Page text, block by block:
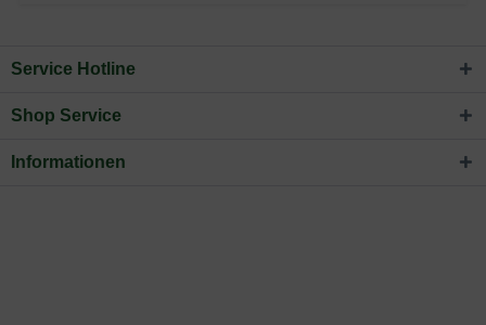
Service Hotline
Shop Service
Informationen